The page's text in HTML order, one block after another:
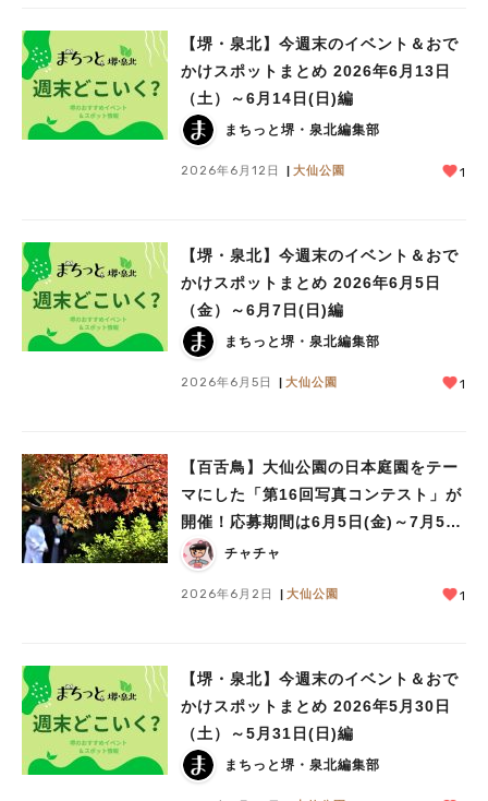
【堺・泉北】今週末のイベント＆おで
かけスポットまとめ 2026年6月13日
（土）～6月14日(日)編
まちっと堺・泉北編集部
2026年6月12日 大仙公園 1
【堺・泉北】今週末のイベント＆おで
かけスポットまとめ 2026年6月5日
（金）～6月7日(日)編
まちっと堺・泉北編集部
2026年6月5日 大仙公園 1
【百舌鳥】大仙公園の日本庭園をテー
マにした「第16回写真コンテスト」が
開催！応募期間は6月5日(金)～7月5日
(日)までチャチャ
2026年6月2日 大仙公園 1
【堺・泉北】今週末のイベント＆おで
かけスポットまとめ 2026年5月30日
（土）～5月31日(日)編
まちっと堺・泉北編集部